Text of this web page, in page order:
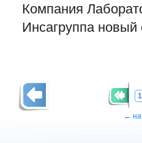
Компания
Инсагруппа новый
← на